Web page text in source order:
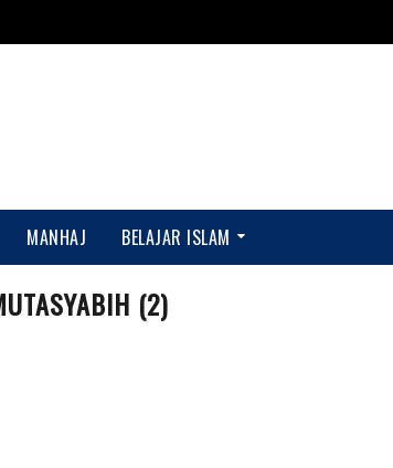
MANHAJ BELAJAR ISLAM
(2)